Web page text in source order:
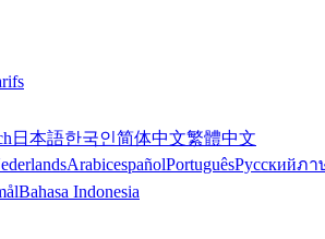
日本語한국인简体中文繁體中文
ArabicespañolPortuguêsРусскийภา
Bahasa Indonesia